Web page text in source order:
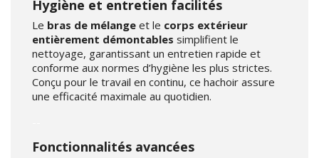
Hygiène et entretien facilités
Le bras de mélange et le corps extérieur
entièrement démontables simplifient le
nettoyage, garantissant un entretien rapide et
conforme aux normes d’hygiène les plus strictes.
Conçu pour le travail en continu, ce hachoir assure
une efficacité maximale au quotidien.
Fonctionnalités avancées